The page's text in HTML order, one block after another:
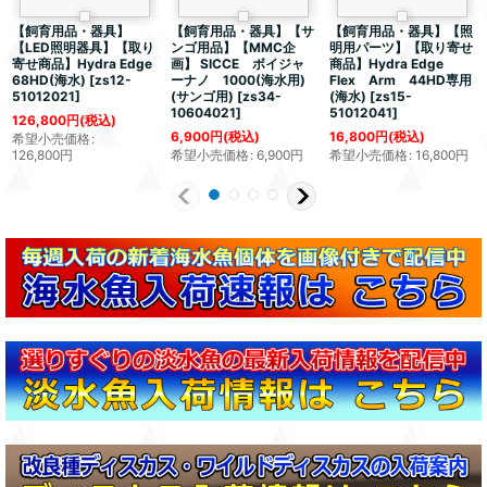
【飼育用品・器具】
【LED照明器具】【取り
寄せ商品】Hydra Edge
68HD(海水) [zs12-
51012021]
126,800円(税込)
希望小売価格:
126,800円
【飼育用品・器具】【サ
ンゴ用品】【MMC企
画】 SICCE ボイジャ
ーナノ 1000(海水用)
(サンゴ用) [zs34-
10604021]
6,900円(税込)
希望小売価格: 6,900円
【飼育用品・器具】【照
明用パーツ】【取り寄せ
商品】Hydra Edge
Flex Arm 44HD専用
(海水) [zs15-
51012041]
16,800円(税込)
希望小売価格: 16,800円